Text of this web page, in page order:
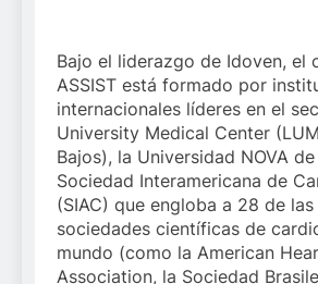
Bajo el liderazgo de Idoven, el
ASSIST está formado por
internacionales líderes en el
University Medical Center
Bajos), la Universidad NOVA
Sociedad Interamericana de
(SIAC) que engloba a 28 de
sociedades científicas de
mundo (como la American
Association, la Sociedad